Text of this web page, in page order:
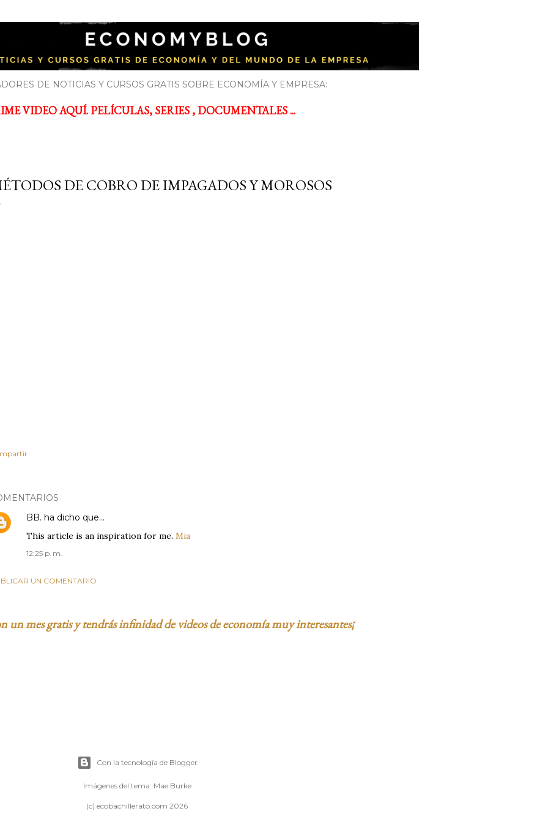
economía y el mundo de la empresa
DE NOTICIAS Y CURSOS GRATIS SOBRE ECONOMÍA Y EMPRESA:
VIDEO AQUÍ. PELÍCULAS, SERIES , DOCUMENTALES ...
DE COBRO DE IMPAGADOS Y MOROSOS
BB. ha dicho que…
This article is an inspiration for me. Mia
12:25 p. m.
UN COMENTARIO
un mes gratis y tendrás infinidad de videos de economía muy interesantes¡
Con la tecnología de Blogger
Imágenes del tema: Mae Burke
(c) ecobachillerato.com 2026